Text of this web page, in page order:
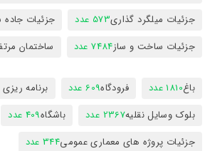
جزئیات میلگرد گذاری573 عدد جزئیات
جزئیات ساخت و ساز7484 عدد ساختمان
باغ1810 عدد فرودگاه609 عدد برنامه
بلوک وسایل نقلیه2367 عدد باشگاه409 عدد
جزئیات پروژه های معماری عمومی344 عدد